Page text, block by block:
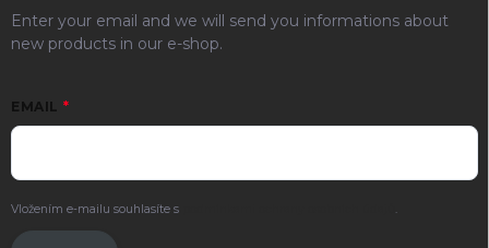
Enter your email and we will send you informations about
new products in our e-shop.
EMAIL
Vložením e-mailu souhlasíte s .